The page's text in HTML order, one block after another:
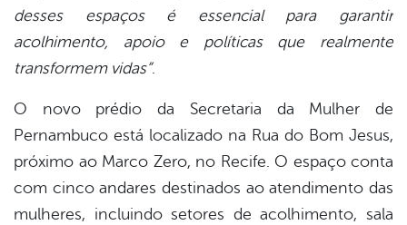
desses espaços é essencial para garantir
acolhimento, apoio e políticas que realmente
transformem vidas”.
O novo prédio da Secretaria da Mulher de
Pernambuco está localizado na Rua do Bom Jesus,
próximo ao Marco Zero, no Recife. O espaço conta
com cinco andares destinados ao atendimento das
mulheres, incluindo setores de acolhimento, sala